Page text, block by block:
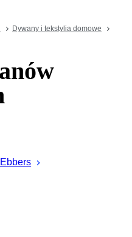
Dywany i tekstylia domowe
Ebbers